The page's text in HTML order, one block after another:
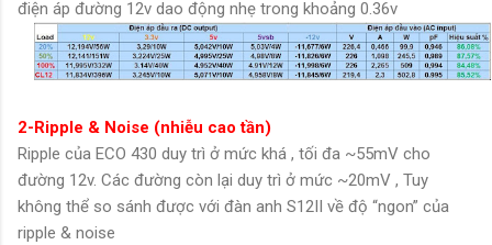
điện áp đường 12v dao động nhẹ trong khoảng 0.36v
2-Ripple & Noise (nhiễu cao tần)
Ripple của ECO 430 duy trì ở mức khá , tối đa ~55mV cho
đường 12v. Các đường còn lại duy trì ở mức ~20mV , Tuy
không thể so sánh được với đàn anh S12II về độ “ngon” của
ripple & noise